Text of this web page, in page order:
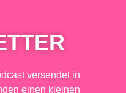
versendet in
einen kleinen